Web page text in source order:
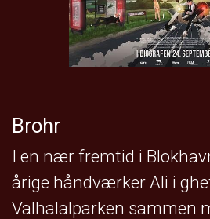
Brohr
I en nær fremtid i
årige håndværker Ali i
Valhalalparken sammen